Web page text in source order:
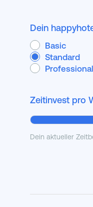
Dein
Basic
Standard
Professional
Zeitinvest pro
Dein aktueller